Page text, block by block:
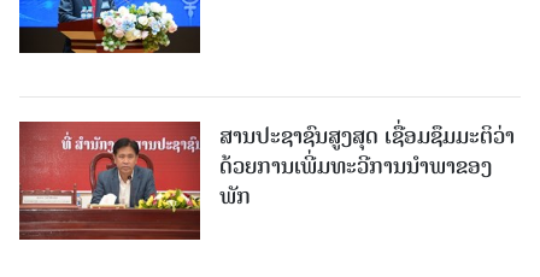
ສານປະຊາຊົນສູງສຸດ ເຊື່ອມຊຶມມະຕິວ່າ
ດ້ວຍການເພີ່ມທະວີການນຳພາຂອງ
ພັກ